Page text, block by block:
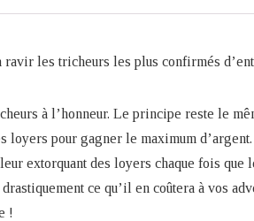
les tricheurs les plus confirmés
à l’honneur. Le principe reste le
pour gagner le maximum
extorquant des loyers chaque fois que
ce qu’il en coûtera à vos
!